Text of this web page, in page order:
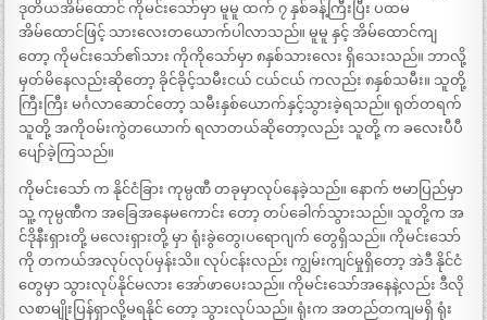
ဒုတိယအိမ်ထောင် ကိုမင်းသော်မှာ မူမူ ထက် ၇ နှစ်ခန့်ကြီးပြီး ပထမ
အိမ်ထောင်ဖြင့် သားလေးတယောက်ပါလာသည်။ မူမူ နှင့် အိမ်ထောင်ကျ
တော့ ကိုမင်းသော်၏သား ကိုကိုသော်မှာ ၈နှစ်သားလေး ရှိသေးသည်။ ဘာလို့
မှတ်မိနေလည်းဆိုတော့ ခိုင်ခိုင့်သမီးငယ် ငယ်ငယ် ကလည်း ၈နှစ်သမီး။ သူတို့
ကြီးကြီး မင်္ဂလာဆောင်တော့ သမီးနှစ်ယောက်နှင့်သွားခဲ့ရသည်။ ရုတ်တရက်
သူတို့ အကိုဝမ်းကွဲတယောက် ရလာတယ်ဆိုတော့လည်း သူတို့ က ခလေးပီပီ
ပျော်ခဲ့ကြသည်။
ကိုမင်းသော် က နိုင်ငံခြား ကုမ္ပဏီ တခုမှာလုပ်နေခဲ့သည်။ နောက် ဗမာပြည်မှာ
သူ့ ကုမ္ပဏီက အခြေအနေမကောင်း တော့ တပ်ခေါက်သွားသည်။ သူတို့က အ
င်ဒိုနီးရှားတို့ မလေးရှားတို့ မှာ ရုံးခွဲတွေ၊ပရောဂျက် တွေရှိသည်။ ကိုမင်းသော်
ကို တကယ်အလုပ်လုပ်မှန်းသိ။ လုပ်ငန်းလည်း ကျွမ်းကျင်မှုရှိတော့ အဲဒီ နိုင်ငံ
တွေမှာ သွားလုပ်နိုင်မလား အော်ဖာပေးသည်။ ကိုမင်းသော်အနေနဲ့လည်း ဒီလို
လစာမျိုးပြန်ရှာလို့မရနိုင် တော့ သွားလုပ်သည်။ ရုံးက အတည်တကျမရှိ ရုံး